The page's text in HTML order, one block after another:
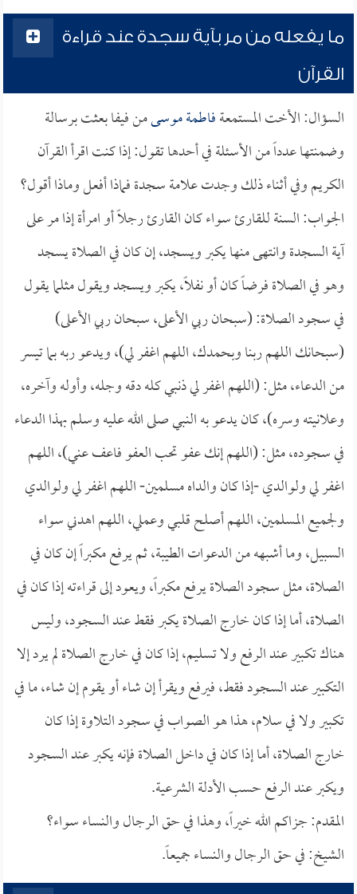
ما يفعله من مر بآية سجدة عند قراءة
القرآن
السؤال: الأخت المستمعةفاطمة موسىمن فيفا بعثت برسالة
وضمنتها عدداً من الأسئلة في أحدها تقول: إذا كنت اقرأ القرآن
الكريم وفي أثناء ذلك وجدت علامة سجدة فماذا أفعل وماذا أقول؟
الجواب: السنة للقارئ سواء كان القارئ رجلاً أو امرأة إذا مر على
آية السجدة وانتهى منها يكبر ويسجد، إن كان في الصلاة يسجد
وهو في الصلاة فرضاً كان أو نفلاً، يكبر ويسجد ويقول مثلما يقول
في سجود الصلاة: (سبحان ربي الأعلى، سبحان ربي الأعلى)
(سبحانك اللهم ربنا وبحمدك، اللهم اغفر لي)، ويدعو ربه بما تيسر
من الدعاء، مثل: (اللهم اغفر لي ذنبي كله دقه وجله، وأوله وآخره،
وعلانيته وسره)، كان يدعو به النبي صلى الله عليه وسلم بهذا الدعاء
في سجوده، مثل: (اللهم إنك عفو تحب العفو فاعف عني)، اللهم
اغفر لي ولوالدي -إذا كان والداه مسلمين- اللهم اغفر لي ولوالدي
ولجميع المسلمين، اللهم أصلح قلبي وعملي، اللهم اهدني سواء
السبيل، وما أشبهه من الدعوات الطيبة، ثم يرفع مكبراً إن كان في
الصلاة، مثل سجود الصلاة يرفع مكبراً، ويعود إلى قراءته إذا كان في
الصلاة، أما إذا كان خارج الصلاة يكبر فقط عند السجود، وليس
هناك تكبير عند الرفع ولا تسليم، إذا كان في خارج الصلاة لم يرد إلا
التكبير عند السجود فقط، فيرفع ويقرأ إن شاء أو يقوم إن شاء، ما في
تكبير ولا في سلام، هذا هو الصواب في سجود التلاوة إذا كان
خارج الصلاة، أما إذا كان في داخل الصلاة فإنه يكبر عند السجود
ويكبر عند الرفع حسب الأدلة الشرعية.
المقدم: جزاكم الله خيراً، وهذا في حق الرجال والنساء سواء؟
الشيخ: في حق الرجال والنساء جميعاً.